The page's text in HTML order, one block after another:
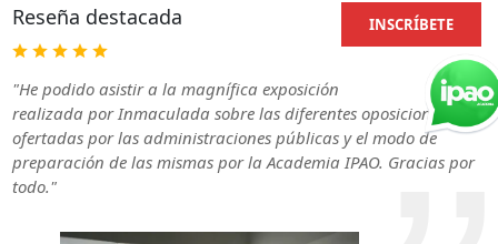
INSCRÍBETE
Reseña destacada
"He podido asistir a la magnífica exposición
realizada por Inmaculada sobre las diferentes oposiciones
ofertadas por las administraciones públicas y el modo de
preparación de las mismas por la Academia IPAO. Gracias por
todo."